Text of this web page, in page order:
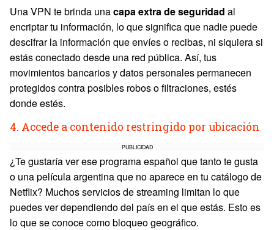
Una VPN te brinda unacapa extra de seguridad al
encriptar tu información, lo que significa que nadie puede
descifrar la información que envíes o recibas, ni siquiera si
estás conectado desde una red pública. Así, tus
movimientos bancarios y datos personales permanecen
protegidos contra posibles robos o filtraciones, estés
donde estés.
4. Accede a contenido restringido por ubicación
PUBLICIDAD
¿Te gustaría ver ese programa español que tanto te gusta
o una película argentina que no aparece en tu catálogo de
Netflix? Muchos servicios de streaming limitan lo que
puedes ver dependiendo del país en el que estás. Esto es
lo que se conoce como bloqueo geográfico.